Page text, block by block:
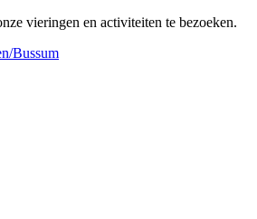
vieringen en activiteiten te bezoeken.
Bussum